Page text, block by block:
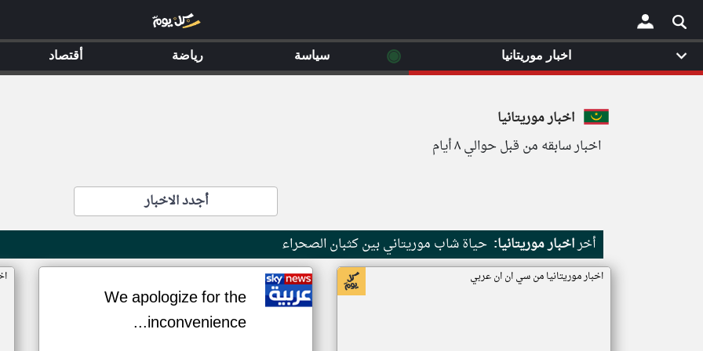
×
اخبار موريتانيا
اخبار سابقه من قبل حوالي ٨ أيام
أجدد الاخبار
أخراخبار موريتانيا: حياة شاب موريتاني بين كثبان الصحراء
اخبار موريتانيا من سي ان ان عربي
We apologize for the
inconvenience...
اخبار موريتانيا ◉ سياسة رياضة أقتصاد